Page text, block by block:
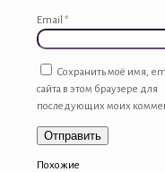
Email *
Сохранить моё имя,
сайта в этом браузере для
последующих моих
Похожие